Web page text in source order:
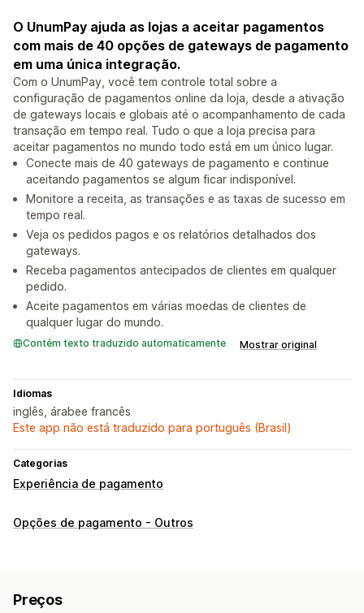
O UnumPay ajuda as lojas a aceitar pagamentos
com mais de 40 opções de gateways de pagamento
em uma única integração.
Com o UnumPay, você tem controle total sobre a
configuração de pagamentos online da loja, desde a ativação
de gateways locais e globais até o acompanhamento de cada
transação em tempo real. Tudo o que a loja precisa para
aceitar pagamentos no mundo todo está em um único lugar.
Conecte mais de 40 gateways de pagamento e continue
aceitando pagamentos se algum ficar indisponível.
Monitore a receita, as transações e as taxas de sucesso em
tempo real.
Veja os pedidos pagos e os relatórios detalhados dos
gateways.
Receba pagamentos antecipados de clientes em qualquer
pedido.
Aceite pagamentos em várias moedas de clientes de
qualquer lugar do mundo.
Contém texto traduzido automaticamente Mostrar original
Idiomas
inglês, árabee francês
Este app não está traduzido para português (Brasil)
Categorias
Experiência de pagamento
Opções de pagamento - Outros
Preços